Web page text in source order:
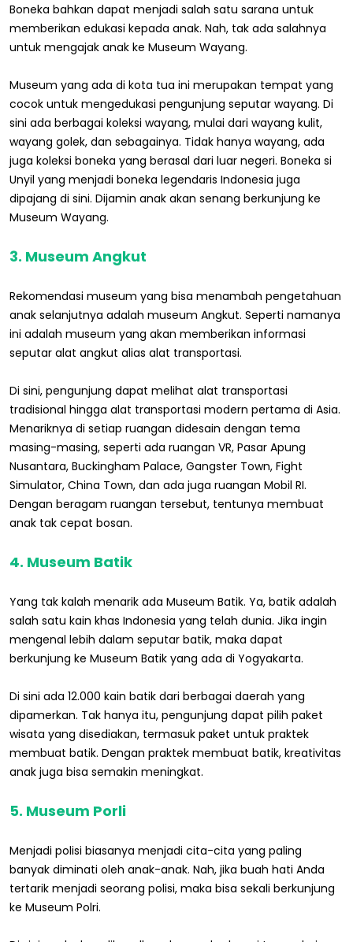
Boneka bahkan dapat menjadi salah satu sarana untuk
memberikan edukasi kepada anak. Nah, tak ada salahnya
untuk mengajak anak ke Museum Wayang.
Museum yang ada di kota tua ini merupakan tempat yang
cocok untuk mengedukasi pengunjung seputar wayang. Di
sini ada berbagai koleksi wayang, mulai dari wayang kulit,
wayang golek, dan sebagainya. Tidak hanya wayang, ada
juga koleksi boneka yang berasal dari luar negeri. Boneka si
Unyil yang menjadi boneka legendaris Indonesia juga
dipajang di sini. Dijamin anak akan senang berkunjung ke
Museum Wayang.
3. Museum Angkut
Rekomendasi museum yang bisa menambah pengetahuan
anak selanjutnya adalah museum Angkut. Seperti namanya
ini adalah museum yang akan memberikan informasi
seputar alat angkut alias alat transportasi.
Di sini, pengunjung dapat melihat alat transportasi
tradisional hingga alat transportasi modern pertama di Asia.
Menariknya di setiap ruangan didesain dengan tema
masing-masing, seperti ada ruangan VR, Pasar Apung
Nusantara, Buckingham Palace, Gangster Town, Fight
Simulator, China Town, dan ada juga ruangan Mobil RI.
Dengan beragam ruangan tersebut, tentunya membuat
anak tak cepat bosan.
4. Museum Batik
Yang tak kalah menarik ada Museum Batik. Ya, batik adalah
salah satu kain khas Indonesia yang telah dunia. Jika ingin
mengenal lebih dalam seputar batik, maka dapat
berkunjung ke Museum Batik yang ada di Yogyakarta.
Di sini ada 12.000 kain batik dari berbagai daerah yang
dipamerkan. Tak hanya itu, pengunjung dapat pilih paket
wisata yang disediakan, termasuk paket untuk praktek
membuat batik. Dengan praktek membuat batik, kreativitas
anak juga bisa semakin meningkat.
5. Museum Porli
Menjadi polisi biasanya menjadi cita-cita yang paling
banyak diminati oleh anak-anak. Nah, jika buah hati Anda
tertarik menjadi seorang polisi, maka bisa sekali berkunjung
ke Museum Polri.